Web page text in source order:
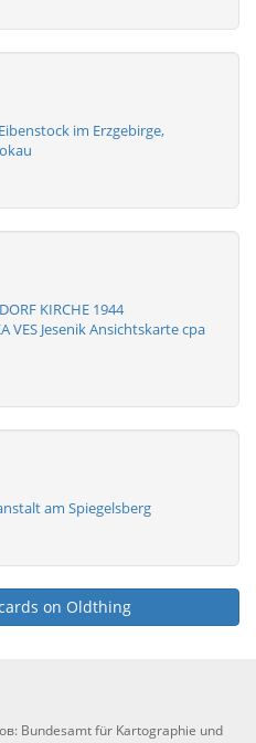
im Erzgebirge,
KIRCHE 1944
VES Jesenik Ansichtskarte cpa
am Spiegelsberg
on Oldthing
Bundesamt für Kartographie und